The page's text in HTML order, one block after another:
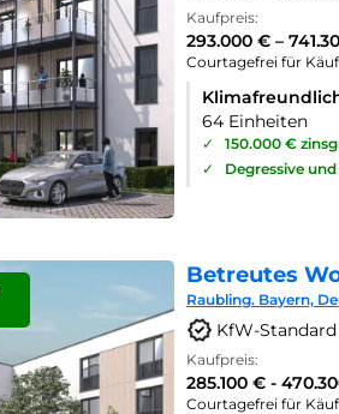
Kaufpreis:
293.000 € –
Courtagefrei für
64 Einheiten
✓
150.000 €
✓
Degressive
Betreutes
Raubling. Bayern,
KfW-Standard
Kaufpreis:
285.100 € -
Courtagefrei für